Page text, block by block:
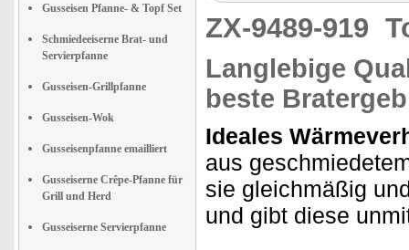
Gusseisen Pfanne- & Topf Set
Schmiedeeiserne Brat- und
Servierpfanne
Gusseisen-Grillpfanne
Gusseisen-Wok
Gusseisenpfanne emailliert
Gusseiserne Crêpe-Pfanne für
Grill und Herd
Gusseiserne Servierpfanne
ZX-9489-919
Langlebige
beste
Ideales
aus
sie gleichmäßig
und gibt diese